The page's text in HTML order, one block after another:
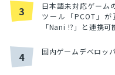
3
日本語未対応ゲーム
ツール「PCOT」
「Nani !?」と連携可
4 国内ゲームデベロッ